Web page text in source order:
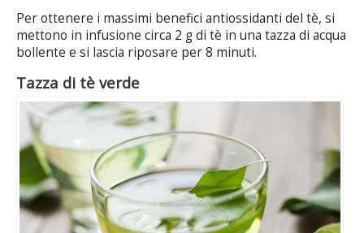
Per ottenere i massimi benefici antiossidanti del tè, si
mettono in infusione circa 2 g di tè in una tazza di acqua
bollente e si lascia riposare per 8 minuti.
Tazza di tè verde